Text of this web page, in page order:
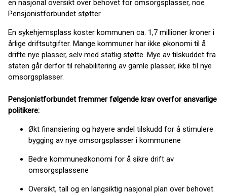
en nasjonal oversikt over behovet for omsorgsplasser, noe
Pensjonistforbundet støtter.
En sykehjemsplass koster kommunen ca. 1,7 millioner kroner i
årlige driftsutgifter. Mange kommuner har ikke økonomi til å
drifte nye plasser, selv med statlig støtte. Mye av tilskuddet fra
staten går derfor til rehabilitering av gamle plasser, ikke til nye
omsorgsplasser.
Pensjonistforbundet fremmer følgende krav overfor ansvarlige
politikere:
Økt finansiering og høyere andel tilskudd for å stimulere
bygging av nye omsorgsplasser i kommunene
Bedre kommuneøkonomi for å sikre drift av
omsorgsplassene
Oversikt, tall og en langsiktig nasjonal plan over behovet